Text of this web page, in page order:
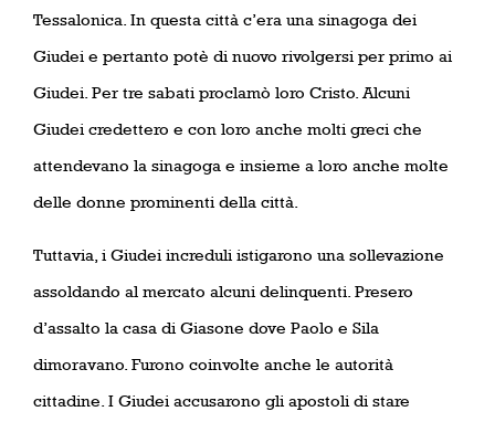
Tessalonica. In questa città c’era una sinagoga dei
Giudei e pertanto potè di nuovo rivolgersi per primo ai
Giudei. Per tre sabati proclamò loro Cristo. Alcuni
Giudei credettero e con loro anche molti greci che
attendevano la sinagoga e insieme a loro anche molte
delle donne prominenti della città.
Tuttavia, i Giudei increduli istigarono una sollevazione
assoldando al mercato alcuni delinquenti. Presero
d’assalto la casa di Giasone dove Paolo e Sila
dimoravano. Furono coinvolte anche le autorità
cittadine. I Giudei accusarono gli apostoli di stare